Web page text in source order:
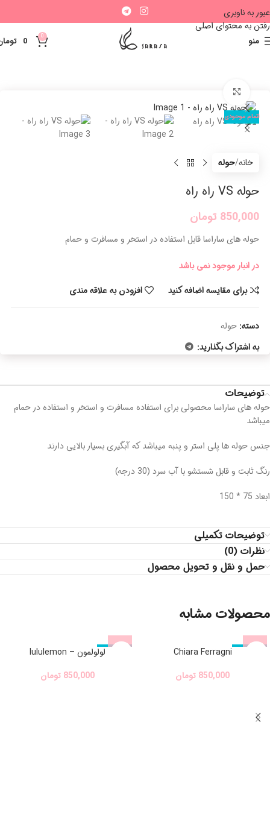
عبور به ناوبری
رفتن به محتوای اصلی
منو 0
0
اتمام موجودی
خانه حوله
حوله VS راه راه
850,000 تومان
حوله های ساراسا قابل استفاده در استخر و مسافرت و حمام
در انبار موجود نمی باشد
برای مقایسه اضافه کنید
افزودن به علاقه مندی
دسته: حوله
به اشتراک بگذارید:
توضیحات
حوله های ساراسا محصولی برای استفاده مسافرت و استخر و استفاده در حمام
میباشد
جنس حوله ها پلی استر و پنبه میباشد که آبگیری بسیار بالایی دارند
رنگ ثابت و قابل شستشو با آب سرد (30 درجه)
ابعاد 75 * 150
توضیحات تکمیلی
نظرات (0)
حمل و نقل و تحویل محصول
محصولات مشابه
Chiara Ferragni
850,000 تومان
اتمام موجودیلولولمون – lululemon
850,000 تومان